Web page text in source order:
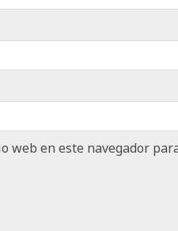
web en este navegador